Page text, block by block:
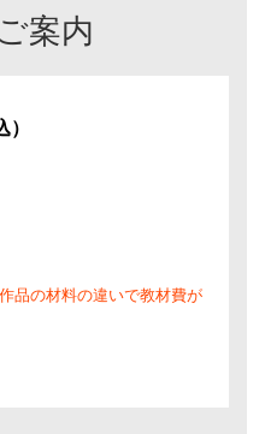
案内
）
品の材料の違いで教材費が